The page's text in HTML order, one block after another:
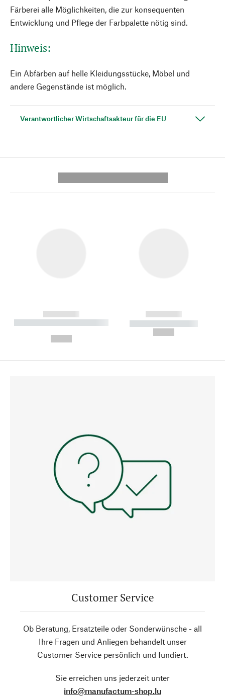
Färberei alle Möglichkeiten, die zur konsequenten
Entwicklung und Pflege der Farbpalette nötig sind.
Hinweis:
Ein Abfärben auf helle Kleidungsstücke, Möbel und
andere Gegenstände ist möglich.
Verantwortlicher Wirtschaftsakteur für die EU
------------
----------- ----------- --------
------------
----------- -----------
Customer Service
Ob Beratung, Ersatzteile oder Sonderwünsche - all
Ihre Fragen und Anliegen behandelt unser
Customer Service persönlich und fundiert.
Sie erreichen uns jederzeit unter
info@manufactum-shop.lu